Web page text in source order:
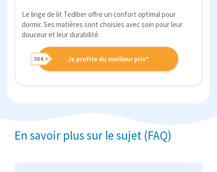
Le linge de lit Tediber offre un confort optimal pour
dormir. Ses matières sont choisies avec soin pour leur
douceur et leur durabilité.
Je profite du meilleur prix*
30 €
En savoir plus sur le sujet (FAQ)